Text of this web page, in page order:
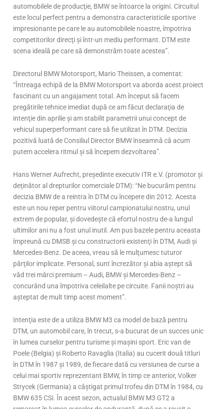
automobilele de producţie, BMW se întoarce la origini. Circuitul
este locul perfect pentru a demonstra caracteristicile sportive
impresionante pe care le au automobilele noastre, împotriva
competitorilor direcţi şi într-un mediu performant. DTM este
scena ideală pe care să demonstrăm toate acestea”.
Directorul BMW Motorsport, Mario Theissen, a comentat:
“Întreaga echipă de la BMW Motorsport va aborda acest proiect
fascinant cu un angajament total. Am început să facem
pregătirile tehnice imediat după ce am făcut declaraţia de
intenţie din aprilie şi am stabilit parametrii unui concept de
vehicul superperformant care să fie utilizat în DTM. Decizia
pozitivă luată de Consiliul Director BMW înseamnă că acum
putem accelera ritmul şi să începem dezvoltarea”.
Hans Werner Aufrecht, preşedinte executiv ITR e.V. (promotor şi
deţinător al drepturilor comerciale DTM): “Ne bucurăm pentru
decizia BMW de a reintra în DTM cu începere din 2012. Acesta
este un nou reper pentru viitorul campionatului nostru, unul
extrem de popular, şi dovedeşte că efortul nostru de-a lungul
ultimilor ani nu a fost unul inutil. Am pus bazele pentru aceasta
împreună cu DMSB şi cu constructorii existenţi în DTM, Audi şi
Mercedes-Benz. De aceea, vreau să le mulţumesc tuturor
părţilor implicate. Personal, sunt încrezător şi abia aştept să
văd trei mărci premium – Audi, BMW şi Mercedes-Benz –
concurând una împotriva celeilalte pe circuite. Fanii noştri au
aşteptat de mult timp acest moment”.
Intenţia este de a utiliza BMW M3 ca model de bază pentru
DTM, un automobil care, în trecut, s-a bucurat de un succes unic
în lumea curselor pentru turisme şi maşini sport. Eric van de
Poele (Belgia) şi Roberto Ravaglia (Italia) au cucerit două titluri
în DTM în 1987 şi 1989, de fiecare dată cu versiunea de curse a
celui mai sportiv reprezentant BMW, în timp ce anterior, Volker
Strycek (Germania) a câştigat primul trofeu din DTM în 1984, cu
BMW 635 CSi. În acest sezon, actualul BMW M3 GT2 a